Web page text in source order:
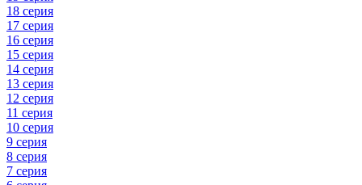
18 серия
17 серия
16 серия
15 серия
14 серия
13 серия
12 серия
11 серия
10 серия
9 серия
8 серия
7 серия